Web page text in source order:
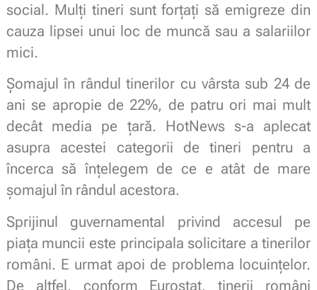
social. Mulți tineri sunt forțați să emigreze din
cauza lipsei unui loc de muncă sau a salariilor
mici.
Șomajul în rândul tinerilor cu vârsta sub 24 de
ani se apropie de 22%, de patru ori mai mult
decât media pe țară. HotNews s-a aplecat
asupra acestei categorii de tineri pentru a
încerca să înțelegem de ce e atât de mare
șomajul în rândul acestora.
Sprijinul guvernamental privind accesul pe
piața muncii este principala solicitare a tinerilor
români. E urmat apoi de problema locuințelor.
De altfel, conform Eurostat, tinerii români